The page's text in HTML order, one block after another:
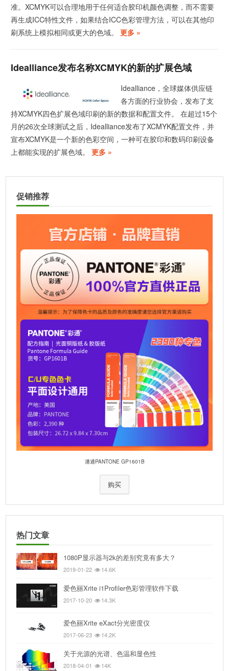
准。XCMYK可以合理地用于任何适合胶印机颜色调整，而不需要
再生成ICC特性文件，如果结合ICC色彩管理方法，可以在其他印
刷系统上模拟相同或更大的色域。
更多 »
Idealliance发布名称XCMYK的新的扩展色域
Idealliance，全球媒体供应链
各方面的行业协会，发布了支
持XCMYK四色扩展色域印刷的新的数据和配置文件。 在超过15个
月的26次全球测试之后，Idealliance发布了XCMYK配置文件，并
宣布XCMYK是一个新的色彩空间，一种可在胶印和数码印刷设备
上都能实现的扩展色域。
更多 »
促销推荐
潘通PANTONE GP1601B
购买
热门文章
1080P显示器与2k的差别究竟有多大？
2019-01-22 14.6K
爱色丽Xrite i1Profiler色彩管理软件下载
2017-10-20 14.3K
爱色丽Xrite eXact分光密度仪
2017-06-23 14.2K
关于光源的光谱、色温和显色性
2018-04-01 14K